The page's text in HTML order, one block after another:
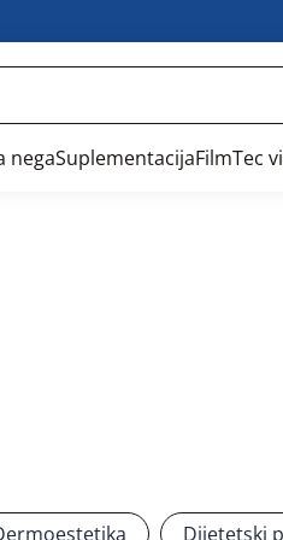
negaSuplementacijaFilmTec
Dijetetski